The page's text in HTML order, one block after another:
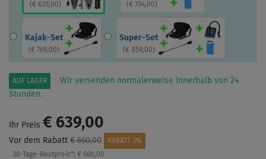
( € 639,00) ( € 734,00)
Kajak-Set
( € 769,00)
Super-Set
( € 859,00)
AUF LAGER
Wir versenden normalerweise innerhalb von 24
Stunden.
Ihr Preis € 639,00
Vor dem Rabatt € 660,00
RABATT 3%
30-Tage-Bestpreis*: € 660,00